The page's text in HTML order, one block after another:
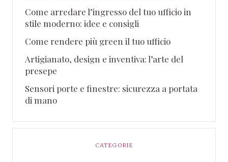
Come arredare l’ingresso del tuo ufficio in
stile moderno: idee e consigli
Come rendere più green il tuo ufficio
Artigianato, design e inventiva: l’arte del
presepe
Sensori porte e finestre: sicurezza a portata
di mano
CATEGORIE